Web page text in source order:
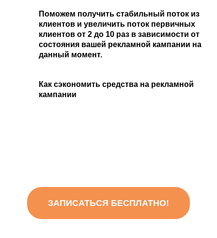
Поможем получить стабильный поток из
клиентов и увеличить поток первичных
клиентов от 2 до 10 раз в зависимости от
состояния вашей рекламной кампании на
данный момент.
Как сэкономить средства на рекламной
кампании
ЗАПИСАТЬСЯ БЕСПЛАТНО!